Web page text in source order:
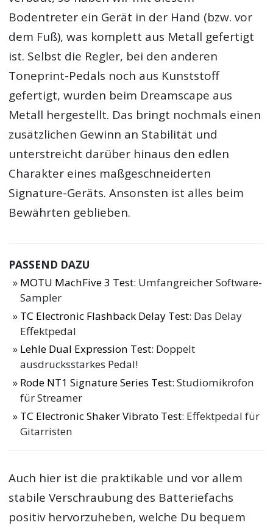
Bodentreter ein Gerät in der Hand (bzw. vor
dem Fuß), was komplett aus Metall gefertigt
ist. Selbst die Regler, bei den anderen
Toneprint-Pedals noch aus Kunststoff
gefertigt, wurden beim Dreamscape aus
Metall hergestellt. Das bringt nochmals einen
zusätzlichen Gewinn an Stabilität und
unterstreicht darüber hinaus den edlen
Charakter eines maßgeschneiderten
Signature-Geräts. Ansonsten ist alles beim
Bewährten geblieben.
PASSEND DAZU
MOTU MachFive 3 Test: Umfangreicher Software-
Sampler
TC Electronic Flashback Delay Test: Das Delay
Effektpedal
Lehle Dual Expression Test: Doppelt
ausdrucksstarkes Pedal!
Rode NT1 Signature Series Test: Studiomikrofon
für Streamer
TC Electronic Shaker Vibrato Test: Effektpedal für
Gitarristen
Auch hier ist die praktikable und vor allem
stabile Verschraubung des Batteriefachs
positiv hervorzuheben, welche Du bequem